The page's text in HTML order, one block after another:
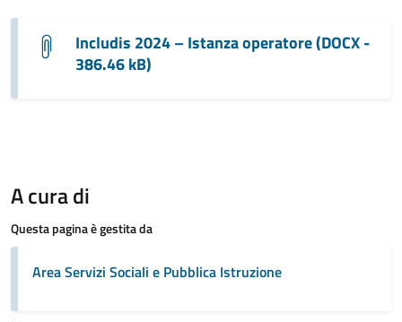
Includis 2024 – Istanza operatore (DOCX -
386.46 kB)
A cura di
Questa pagina è gestita da
Area Servizi Sociali e Pubblica Istruzione